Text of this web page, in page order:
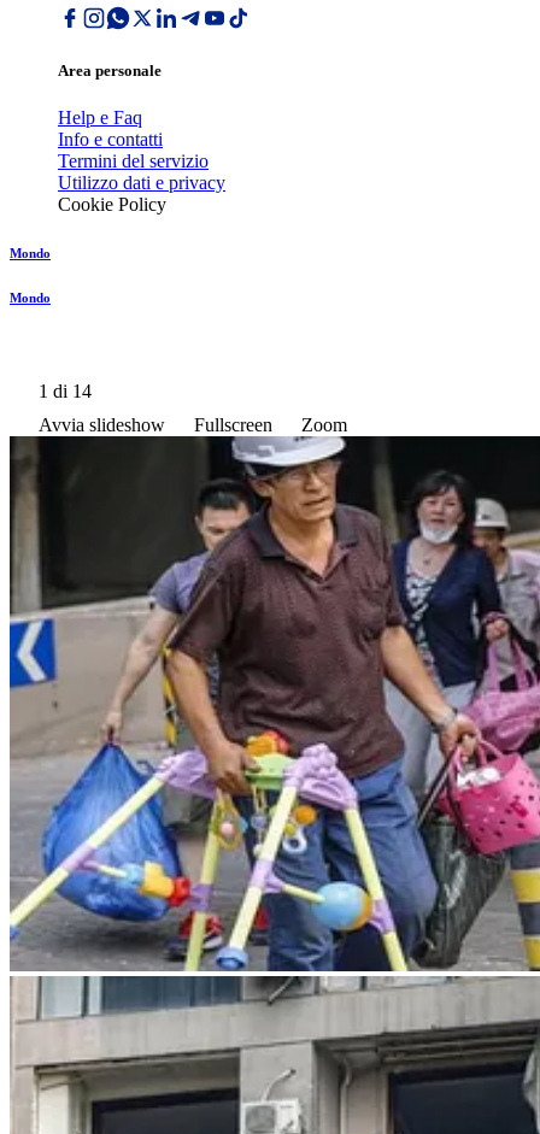
Area personale
Help e Faq
Info e contatti
Termini del servizio
Utilizzo dati e privacy
Cookie Policy
Mondo
Mondo
1 di 14
Avvia slideshow
Fullscreen Zoom